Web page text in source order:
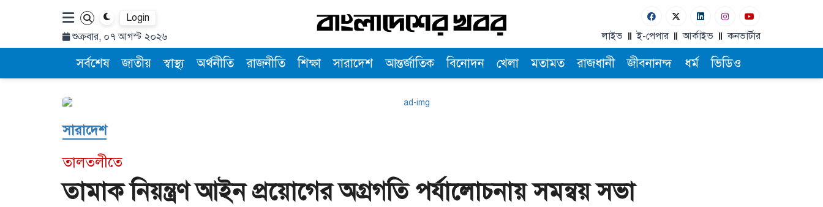
Login
শুক্রবার, ০৭ আগস্ট ২০২৬
লাইভ ই-পেপার আর্কাইভ কনভার্টার
সর্বশেষ জাতীয় স্বাস্থ্য অর্থনীতি রাজনীতি শিক্ষা সারাদেশ আন্তর্জাতিক বিনোদন খেলা মতামত রাজধানী জীবনানন্দ ধর্ম ভিডিও
সারাদেশ
তালতলীতে
তামাক নিয়ন্ত্রণ আইন প্রয়োগের অগ্রগতি পর্যালোচনায় সমন্বয় সভা